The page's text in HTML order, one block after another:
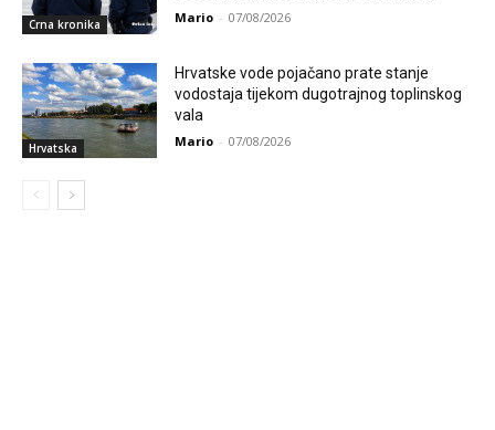
Crna kronika Mario - 07/08/2026
Hrvatska
Hrvatske vode pojačano prate stanje
vodostaja tijekom dugotrajnog toplinskog
vala
Mario - 07/08/2026